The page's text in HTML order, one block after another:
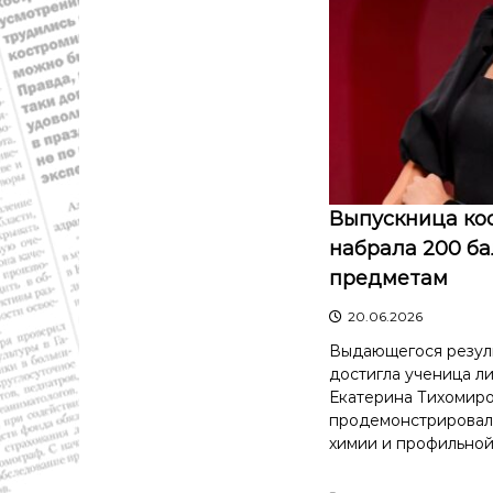
.
Н
о
в
с
т
и
,
п
о
л
Выпускница
набрала 200
предметам
20.06.2026
Выдающегося
достигла ученица
Екатерина
химии и